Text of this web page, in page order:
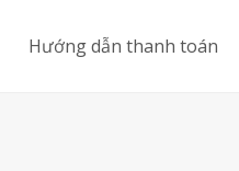
Hướng dẫn thanh toán